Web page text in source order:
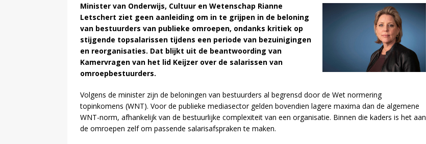
Minister van Onderwijs, Cultuur en Wetenschap Rianne
Letschert ziet geen aanleiding om in te grijpen in de beloning
van bestuurders van publieke omroepen, ondanks kritiek op
stijgende topsalarissen tijdens een periode van bezuinigingen
en reorganisaties. Dat blijkt uit de beantwoording van
Kamervragen van het lid Keijzer over de salarissen van
omroepbestuurders.
Volgens de minister zijn de beloningen van bestuurders al begrensd door de Wet normering
topinkomens (WNT). Voor de publieke mediasector gelden bovendien lagere maxima dan de algemene
WNT-norm, afhankelijk van de bestuurlijke complexiteit van een organisatie. Binnen die kaders is het aan
de omroepen zelf om passende salarisafspraken te maken.